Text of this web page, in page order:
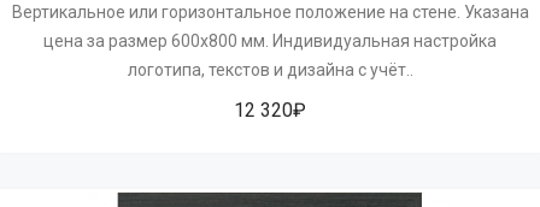
Вертикальное или горизонтальное положение на стене. Указана
цена за размер 600х800 мм. Индивидуальная настройка
логотипа, текстов и дизайна с учёт..
12 320₽